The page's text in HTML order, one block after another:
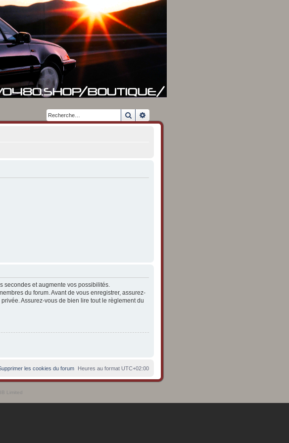
Rechercher
secondes et augmente vos possibilités.
du forum. Avant de vous enregistrer, assurez-
Assurez-vous de bien lire tout le règlement du
Heures au format UTC+02:00
les cookies du forum
Limited